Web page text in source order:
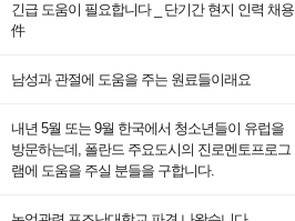
긴급 도움이 필요합니다 _ 단기간 현지 인력 채용
件
남성과 관절에 도움을 주는 원료들이래요
내년 5월 또는 9월 한국에서 청소년들이 유럽을
방문하는데, 폴란드 주요도시의 진로멘토프로그
램에 도움을 주실 분들을 구합니다.